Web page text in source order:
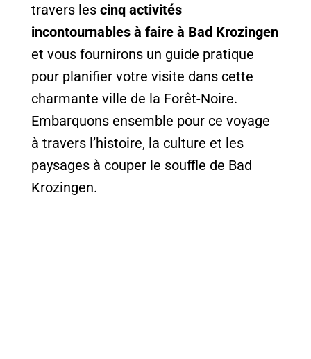
travers les cinq activités
incontournables à faire à Bad Krozingen
et vous fournirons un guide pratique
pour planifier votre visite dans cette
charmante ville de la Forêt-Noire.
Embarquons ensemble pour ce voyage
à travers l’histoire, la culture et les
paysages à couper le souffle de Bad
Krozingen.